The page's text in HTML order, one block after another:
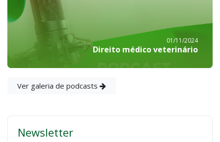
01/11/2024
Direito médico veterinário
Ver galeria de podcasts
Newsletter